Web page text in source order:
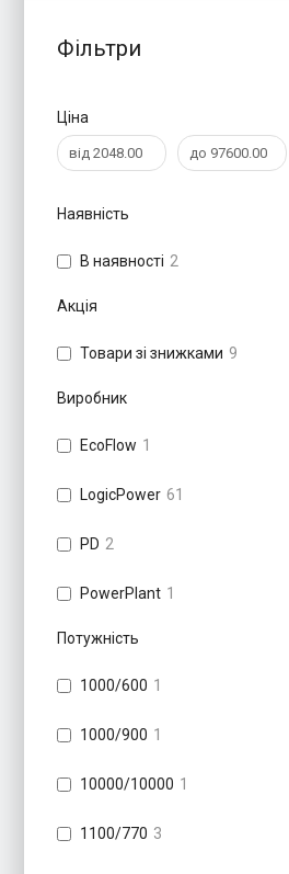
Фільтри
Ціна
Наявність
В наявності 2
Акція
Товари зі знижками 9
Виробник
EcoFlow 1
LogicPower 61
PD 2
PowerPlant 1
Потужність
1000/600 1
1000/900 1
10000/10000 1
1100/770 3